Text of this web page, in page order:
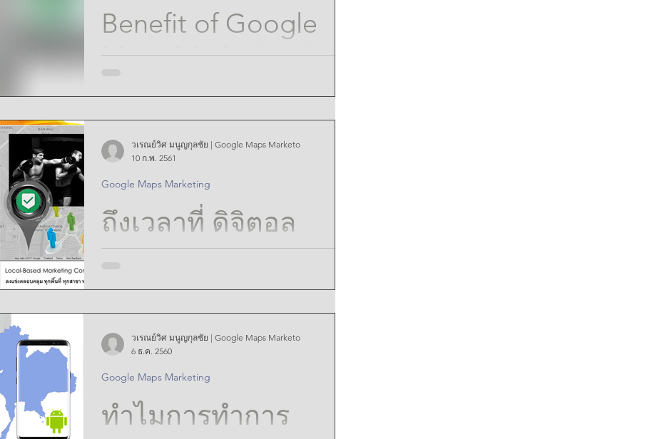
Strategies for
SEO ของ Google Maps
Benefit of Google
Maps Marketing in
Focus
4 reasons that Business owner and digital marketer
should engage on Google Maps Marketing
ถึงเวลาที่ ดิจิตอล
ทำการตลาดบนกู
เกิลแมพ Google
Maps Marketer เพื่อ
Google Maps Marketing ภ เหตุผลหลักที่ ธุรกิจ ร้านค้า
เกิลแมพ ทำการตลาดดิจิตอล เพื่อให้ ระบบค้นห
Google Maps Marketing
วเรณย์วิศ มนูญกุลชัย | Google Maps Marketo
10 ก.พ. 2561
ทำไมการทำการ
Google Maps Marketing
วเรณย์วิศ มนูญกุลชัย | Google Maps Marketo
6 ธ.ค. 2560